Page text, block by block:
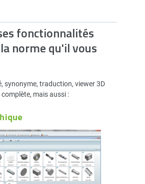
fonctionnalités
norme qu'il vous
synonyme, traduction, viewer 3D
mais aussi :